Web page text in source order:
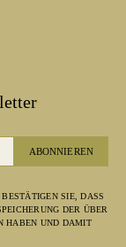
ABONNIEREN
SIE, DASS
DER ÜBER
HABEN UND DAMIT